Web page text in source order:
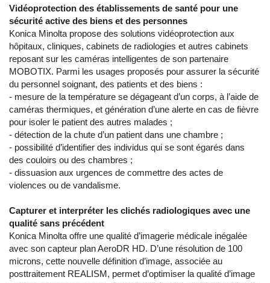
Vidéoprotection des établissements de santé pour une
sécurité active des biens et des personnes
Konica Minolta propose des solutions vidéoprotection aux
hôpitaux, cliniques, cabinets de radiologies et autres cabinets
reposant sur les caméras intelligentes de son partenaire
MOBOTIX. Parmi les usages proposés pour assurer la sécurité
du personnel soignant, des patients et des biens :
- mesure de la température se dégageant d’un corps, à l’aide de
caméras thermiques, et génération d’une alerte en cas de fièvre
pour isoler le patient des autres malades ;
- détection de la chute d’un patient dans une chambre ;
- possibilité d’identifier des individus qui se sont égarés dans
des couloirs ou des chambres ;
- dissuasion aux urgences de commettre des actes de
violences ou de vandalisme.
Capturer et interpréter les clichés radiologiques avec une
qualité sans précédent
Konica Minolta offre une qualité d’imagerie médicale inégalée
avec son capteur plan AeroDR HD. D’une résolution de 100
microns, cette nouvelle définition d’image, associée au
posttraitement REALISM, permet d’optimiser la qualité d’image